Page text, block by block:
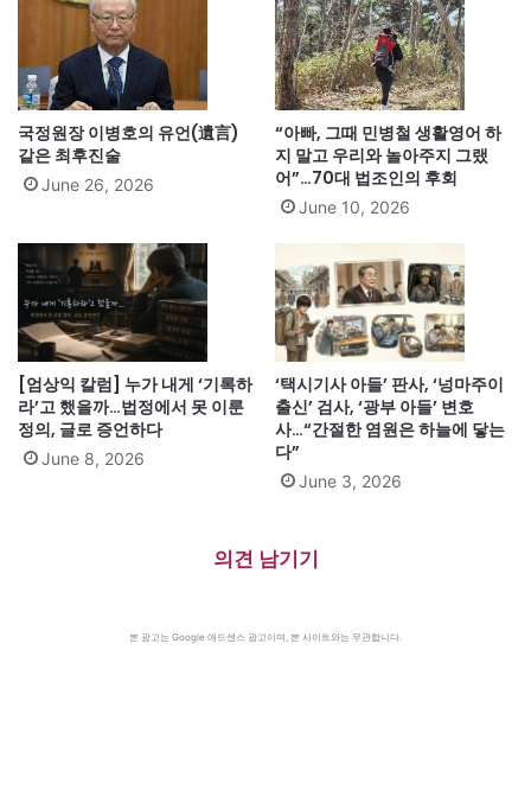
국정원장 이병호의 유언(遺言)
같은 최후진술
June 26, 2026
“아빠, 그때 민병철 생활영어 하
지 말고 우리와 놀아주지 그랬
어”…70대 법조인의 후회
June 10, 2026
[엄상익 칼럼] 누가 내게 ‘기록하
라’고 했을까…법정에서 못 이룬
정의, 글로 증언하다
June 8, 2026
‘택시기사 아들’ 판사, ‘넝마주이
출신’ 검사, ‘광부 아들’ 변호
사…“간절한 염원은 하늘에 닿는
다”
June 3, 2026
의견 남기기
본 광고는 Google 애드센스 광고이며, 본 사이트와는 무관합니다.